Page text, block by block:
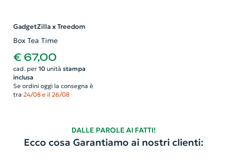
GadgetZilla x Treedom
Box Tea Time
€ 67,00
cad. per 10unità stampa
inclusa
Se ordini oggi la consegna è
tra 24/08 e il 26/08
DALLE PAROLE AI FATTI!
Ecco cosa Garantiamo ai nostri clienti: